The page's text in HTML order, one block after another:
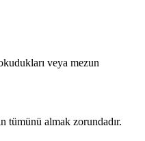
veya mezun
tümünü almak zorundadır.